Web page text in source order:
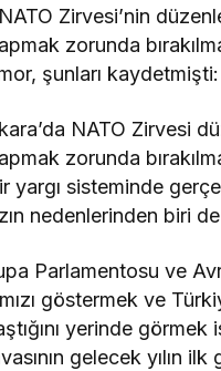
Zirvesi’nin
zorunda
şunları kaydetmişti:
NATO Zirvesi
zorunda
yargı sisteminde
nedenlerinden biri
Parlamentosu ve
göstermek ve
yerinde
gelecek yılın